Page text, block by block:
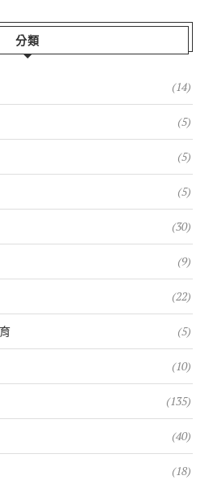
分類
(14)
(5)
(5)
(5)
(30)
(9)
(22)
(5)
(10)
(135)
(40)
(18)